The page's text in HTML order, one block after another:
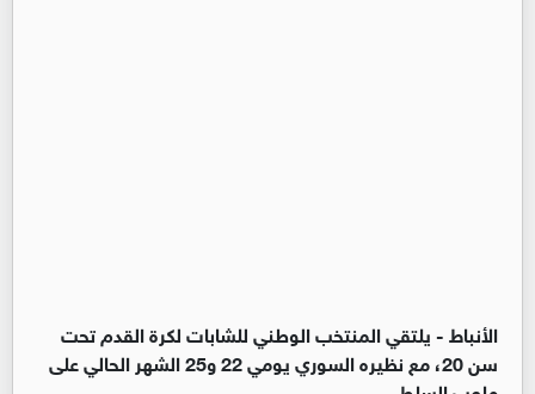
الأنباط -يلتقي المنتخب الوطني للشابات لكرة القدم تحت
سن 20، مع نظيره السوري يومي 22 و25 الشهر الحالي على